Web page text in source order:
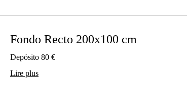
Fondo Recto 200x100 cm
Depósito 80 €
Lire plus